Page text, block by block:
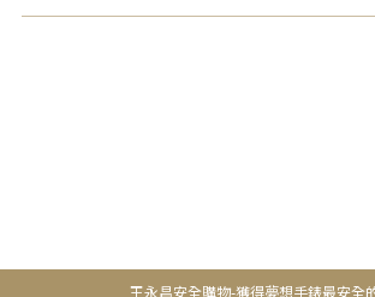
王永昌安全購物-獲得夢想手錶最安全